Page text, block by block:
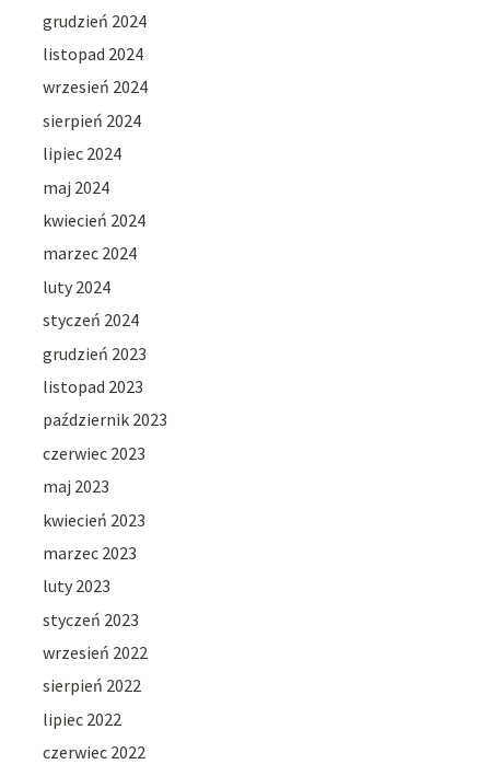
grudzień 2024
listopad 2024
wrzesień 2024
sierpień 2024
lipiec 2024
maj 2024
kwiecień 2024
marzec 2024
luty 2024
styczeń 2024
grudzień 2023
listopad 2023
październik 2023
czerwiec 2023
maj 2023
kwiecień 2023
marzec 2023
luty 2023
styczeń 2023
wrzesień 2022
sierpień 2022
lipiec 2022
czerwiec 2022